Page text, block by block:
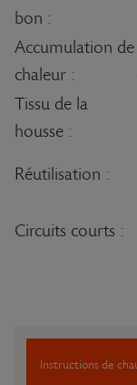
bon :
Accumulation de
chaleur :
Tissu de la
housse :
Réutilisation :
Circuits courts :
Instructions de